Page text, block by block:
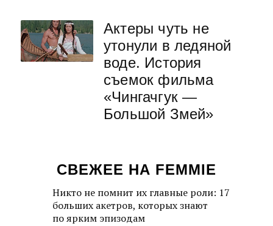
Актеры чуть не
утонули в ледяной
воде. История
съемок фильма
«Чингачгук —
Большой Змей»
СВЕЖЕЕ НА FEMMIE
Никто не помнит их главные роли: 17
больших акетров, которых знают
по ярким эпизодам